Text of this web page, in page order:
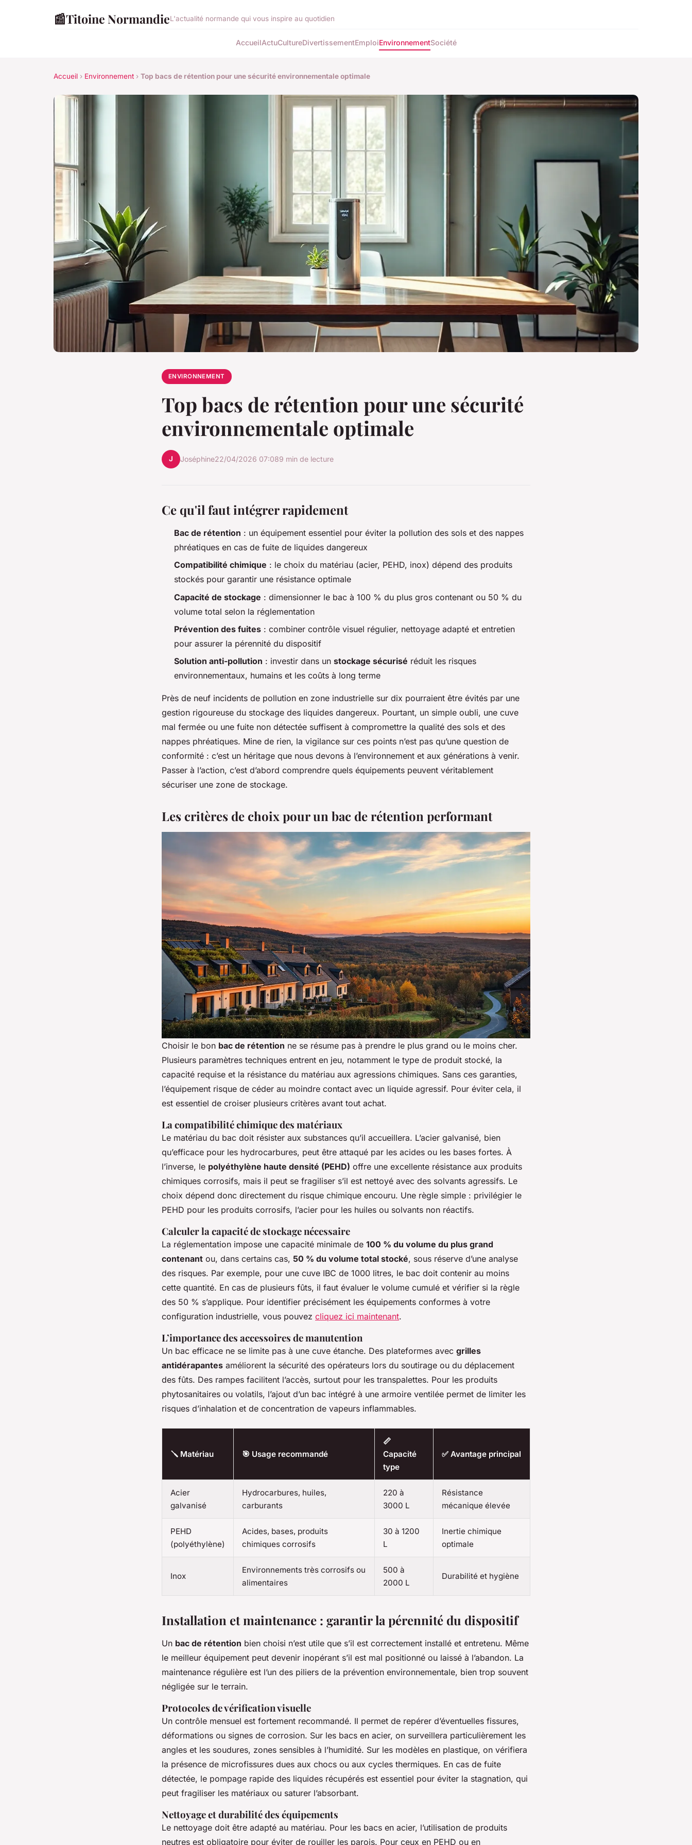
📰Titoine NormandieL'actualité normande qui vous inspire au quotidien
AccueilActuCultureDivertissementEmploiEnvironnementSociété
Accueil › Environnement › Top bacs de rétention pour une sécurité environnementale optimale
ENVIRONNEMENT
Top bacs de rétention pour une sécurité
environnementale optimale
J Joséphine22/04/2026 07:089 min de lecture
Ce qu'il faut intégrer rapidement
Bac de rétention : un équipement essentiel pour éviter la pollution des sols et des nappes
phréatiques en cas de fuite de liquides dangereux
Compatibilité chimique : le choix du matériau (acier, PEHD, inox) dépend des produits
stockés pour garantir une résistance optimale
Capacité de stockage : dimensionner le bac à 100 % du plus gros contenant ou 50 % du
volume total selon la réglementation
Prévention des fuites : combiner contrôle visuel régulier, nettoyage adapté et entretien
pour assurer la pérennité du dispositif
Solution anti-pollution : investir dans un stockage sécurisé réduit les risques
environnementaux, humains et les coûts à long terme
Près de neuf incidents de pollution en zone industrielle sur dix pourraient être évités par une
gestion rigoureuse du stockage des liquides dangereux. Pourtant, un simple oubli, une cuve
mal fermée ou une fuite non détectée suffisent à compromettre la qualité des sols et des
nappes phréatiques. Mine de rien, la vigilance sur ces points n’est pas qu’une question de
conformité : c’est un héritage que nous devons à l’environnement et aux générations à venir.
Passer à l’action, c’est d’abord comprendre quels équipements peuvent véritablement
sécuriser une zone de stockage.
Les critères de choix pour un bac de rétention performant
Choisir le bon bac de rétention ne se résume pas à prendre le plus grand ou le moins cher.
Plusieurs paramètres techniques entrent en jeu, notamment le type de produit stocké, la
capacité requise et la résistance du matériau aux agressions chimiques. Sans ces garanties,
l’équipement risque de céder au moindre contact avec un liquide agressif. Pour éviter cela, il
est essentiel de croiser plusieurs critères avant tout achat.
La compatibilité chimique des matériaux
Le matériau du bac doit résister aux substances qu’il accueillera. L’acier galvanisé, bien
qu’efficace pour les hydrocarbures, peut être attaqué par les acides ou les bases fortes. À
l’inverse, le polyéthylène haute densité (PEHD) offre une excellente résistance aux produits
chimiques corrosifs, mais il peut se fragiliser s’il est nettoyé avec des solvants agressifs. Le
choix dépend donc directement du risque chimique encouru. Une règle simple : privilégier le
PEHD pour les produits corrosifs, l’acier pour les huiles ou solvants non réactifs.
Calculer la capacité de stockage nécessaire
La réglementation impose une capacité minimale de 100 % du volume du plus grand
contenant ou, dans certains cas, 50 % du volume total stocké, sous réserve d’une analyse
des risques. Par exemple, pour une cuve IBC de 1000 litres, le bac doit contenir au moins
cette quantité. En cas de plusieurs fûts, il faut évaluer le volume cumulé et vérifier si la règle
des 50 % s’applique. Pour identifier précisément les équipements conformes à votre
configuration industrielle, vous pouvez cliquez ici maintenant.
L’importance des accessoires de manutention
Un bac efficace ne se limite pas à une cuve étanche. Des plateformes avec grilles
antidérapantes améliorent la sécurité des opérateurs lors du soutirage ou du déplacement
des fûts. Des rampes facilitent l’accès, surtout pour les transpalettes. Pour les produits
phytosanitaires ou volatils, l’ajout d’un bac intégré à une armoire ventilée permet de limiter les
risques d’inhalation et de concentration de vapeurs inflammables.
🪛 Matériau 🎯 Usage recommandé
📏
Capacité
type
✅ Avantage principal
Acier
galvanisé
Hydrocarbures, huiles,
carburants
220 à
3000 L
Résistance
mécanique élevée
PEHD
(polyéthylène)
Acides, bases, produits
chimiques corrosifs
30 à 1200
L
Inertie chimique
optimale
Inox
Environnements très corrosifs ou
alimentaires
500 à
2000 L
Durabilité et hygiène
Installation et maintenance : garantir la pérennité du dispositif
Un bac de rétention bien choisi n’est utile que s’il est correctement installé et entretenu. Même
le meilleur équipement peut devenir inopérant s’il est mal positionné ou laissé à l’abandon. La
maintenance régulière est l’un des piliers de la prévention environnementale, bien trop souvent
négligée sur le terrain.
Protocoles de vérification visuelle
Un contrôle mensuel est fortement recommandé. Il permet de repérer d’éventuelles fissures,
déformations ou signes de corrosion. Sur les bacs en acier, on surveillera particulièrement les
angles et les soudures, zones sensibles à l’humidité. Sur les modèles en plastique, on vérifiera
la présence de microfissures dues aux chocs ou aux cycles thermiques. En cas de fuite
détectée, le pompage rapide des liquides récupérés est essentiel pour éviter la stagnation, qui
peut fragiliser les matériaux ou saturer l’absorbant.
Nettoyage et durabilité des équipements
Le nettoyage doit être adapté au matériau. Pour les bacs en acier, l’utilisation de produits
neutres est obligatoire pour éviter de rouiller les parois. Pour ceux en PEHD ou en